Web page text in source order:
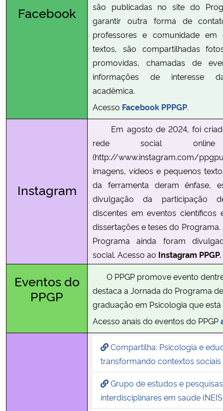
Facebook
são publicadas no site do
garantir outra forma de
professores e comunidade
textos, são compartilhadas
promovidas, chamadas de
informações de interesse
acadêmica.
Acesso Facebook PPPGP.
Instagram
Em agosto de 2024, foi
rede social online
(http://www.instagram.com/
imagens, vídeos e pequenos
da ferramenta deram ênfase,
divulgação da participação
discentes em eventos científicos
dissertações e teses do
Programa ainda foram
social. Acesso ao Instagram PPGP.
Eventos do
PPGP
O PPGP promove evento
destaca a Jornada do Programa
graduação em Psicologia que está
Acesso anais do eventos do PPGP
Compartilha: Psicologia e
transformando contextos
Grupo de estudos e pesquisas
interdisciplinares em saúde